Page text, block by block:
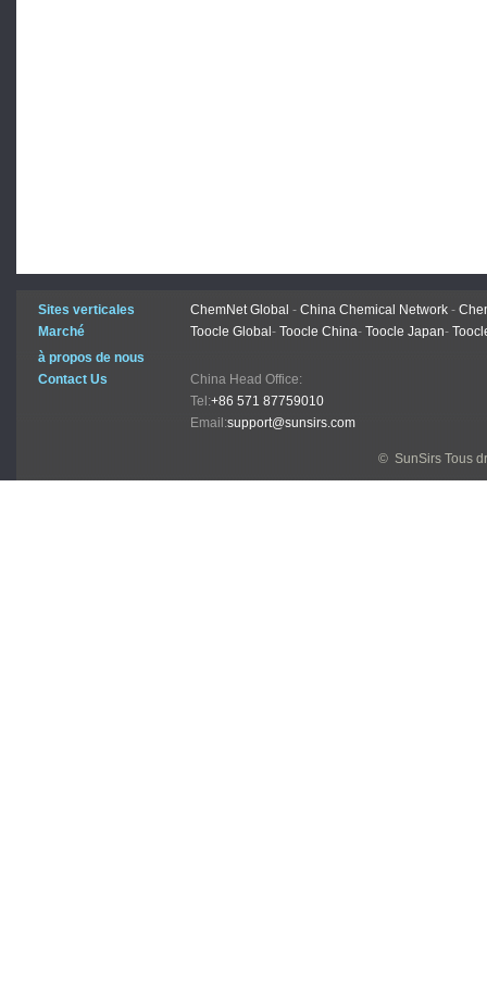
Sites verticales ChemNet Global - China Chemical Network -
Marché
Toocle Global - Toocle China- Toocle Japan-
à propos de nous
Contact Us
China Head Office:
Tel:+86 571 87759010
Email:support@sunsirs.com
© SunSirs Tous